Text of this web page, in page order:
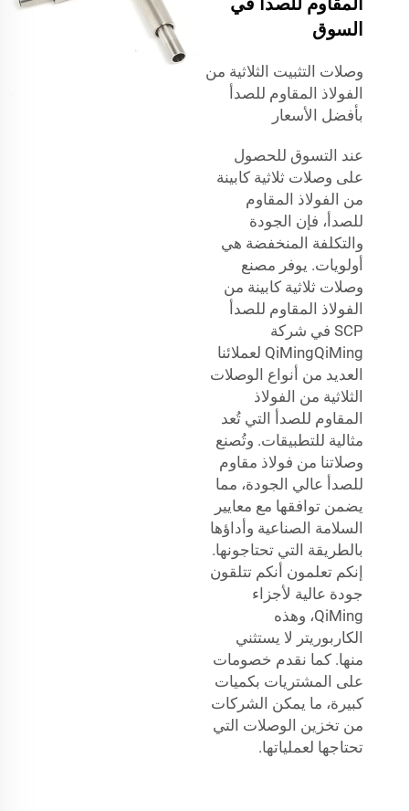
السوق
وصلات التثبيت الثلاثية من
الفولاذ المقاوم للصدأ
بأفضل الأسعار
عند التسوق للحصول
على وصلات ثلاثية كابينة
من الفولاذ المقاوم
للصدأ، فإن الجودة
والتكلفة المنخفضة هي
أولويات. يوفر مصنع
وصلات ثلاثية كابينة من
الفولاذ المقاوم للصدأ
SCP في شركة
QiMingQiMing لعملائنا
العديد من أنواع الوصلات
الثلاثية من الفولاذ
المقاوم للصدأ التي تُعد
مثالية للتطبيقات. وتُصنع
وصلاتنا من فولاذ مقاوم
للصدأ عالي الجودة، مما
يضمن توافقها مع معايير
السلامة الصناعية وأداؤها
بالطريقة التي تحتاجونها.
إنكم تعلمون أنكم تتلقون
جودة عالية لأجزاء
QiMing، وهذه
الكاربوريتر لا يستثني
منها. كما نقدم خصومات
على المشتريات بكميات
كبيرة، ما يمكن الشركات
من تخزين الوصلات التي
تحتاجها لعملياتها.